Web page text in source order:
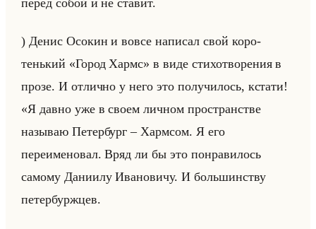
) Денис Осо­кин и вовсе на­пи­сал свой ко­ро­
тенький «Город Хармс» в виде сти­хо­тво­ре­ния в
прозе. И от­лич­но у него это по­лу­чи­лось, кста­ти!
«Я давно уже в своем личном пространстве
называю Петербург – Хармсом. Я его
переименовал. Вряд ли бы это понравилось
самому Даниилу Ивановичу. И большинству
петербуржцев.